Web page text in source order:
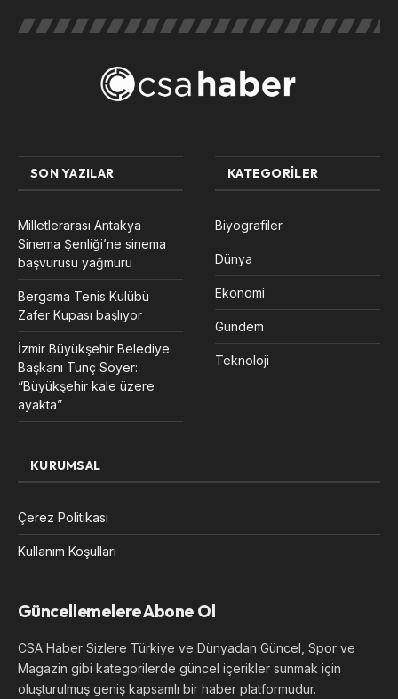
SON YAZILAR
Milletlerarası Antakya
Sinema Şenliği’ne sinema
başvurusu yağmuru
Bergama Tenis Kulübü
Zafer Kupası başlıyor
İzmir Büyükşehir Belediye
Başkanı Tunç Soyer:
“Büyükşehir kale üzere
ayakta”
KATEGORILER
Biyografiler
Dünya
Ekonomi
Gündem
Teknoloji
KURUMSAL
Çerez Politikası
Kullanım Koşulları
Güncellemelere Abone Ol
CSA Haber Sizlere Türkiye ve Dünyadan Güncel, Spor ve
Magazin gibi kategorilerde güncel içerikler sunmak için
oluşturulmuş geniş kapsamlı bir haber platformudur.